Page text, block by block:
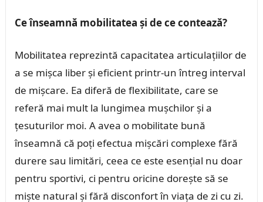
Ce înseamnă mobilitatea și de ce contează?
Mobilitatea reprezintă capacitatea articulațiilor de
a se mișca liber și eficient printr-un întreg interval
de mișcare. Ea diferă de flexibilitate, care se
referă mai mult la lungimea mușchilor și a
țesuturilor moi. A avea o mobilitate bună
înseamnă că poți efectua mișcări complexe fără
durere sau limitări, ceea ce este esențial nu doar
pentru sportivi, ci pentru oricine dorește să se
miște natural și fără disconfort în viața de zi cu zi.